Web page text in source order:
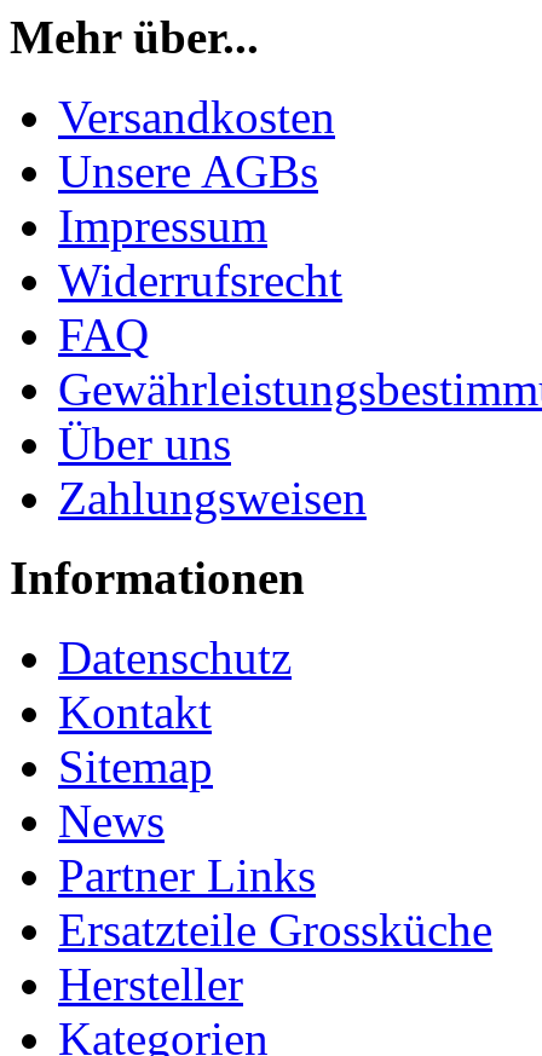
Mehr über...
Versandkosten
Unsere AGBs
Impressum
Widerrufsrecht
FAQ
Über uns
Zahlungsweisen
Informationen
Datenschutz
Kontakt
Sitemap
News
Partner Links
Ersatzteile Grossküche
Hersteller
Kategorien